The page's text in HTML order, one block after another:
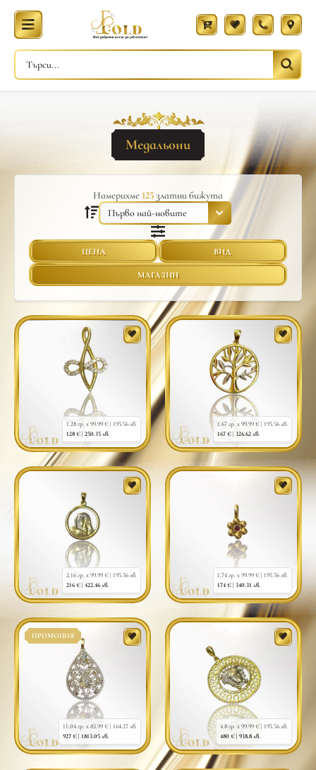
Медальони
Намерихме 125златни бижута
ЦЕНА ВИД
МАГАЗИН
1.28 гр. x 99.99 € | 195.56 лв.
128 € | 250.35 лв.
1.67 гр. x 99.99 € | 195.56 лв.
167 € | 326.62 лв.
2.16 гр. x 99.99 € | 195.56 лв.
216 € | 422.46 лв.
1.74 гр. x 99.99 € | 195.56 лв.
174 € | 340.31 лв.
ПРОМОЦИЯ
11.04 гр. x 83.99 € | 164.27 лв.
927 € | 1813.05 лв.
4.8 гр. x 99.99 € | 195.56 лв.
480 € | 938.8 лв.